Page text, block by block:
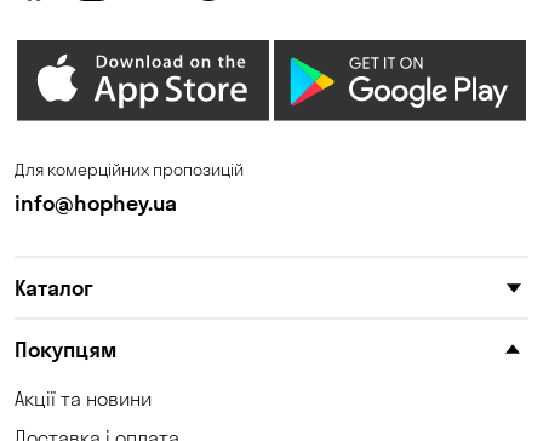
Для комерційних пропозицій
info@hophey.ua
Каталог
Покупцям
Акції та новини